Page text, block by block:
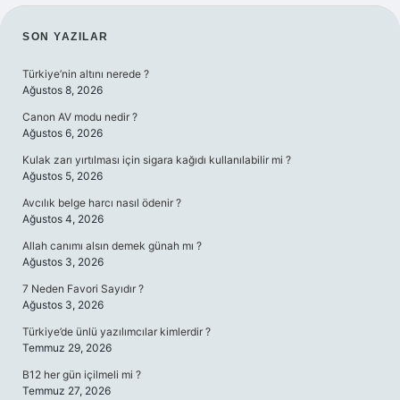
SIDEBAR
SON YAZILAR
Türkiye’nin altını nerede ?
Ağustos 8, 2026
Canon AV modu nedir ?
Ağustos 6, 2026
Kulak zarı yırtılması için sigara kağıdı kullanılabilir mi ?
Ağustos 5, 2026
Avcılık belge harcı nasıl ödenir ?
Ağustos 4, 2026
Allah canımı alsın demek günah mı ?
Ağustos 3, 2026
7 Neden Favori Sayıdır ?
Ağustos 3, 2026
Türkiye’de ünlü yazılımcılar kimlerdir ?
Temmuz 29, 2026
B12 her gün içilmeli mi ?
Temmuz 27, 2026